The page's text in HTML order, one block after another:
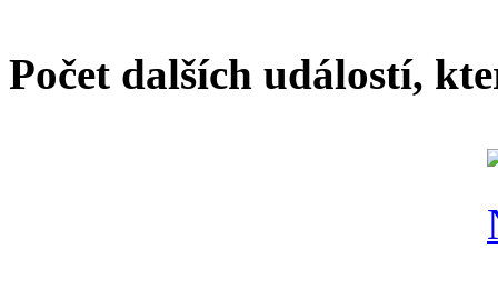
Počet dalších událostí,